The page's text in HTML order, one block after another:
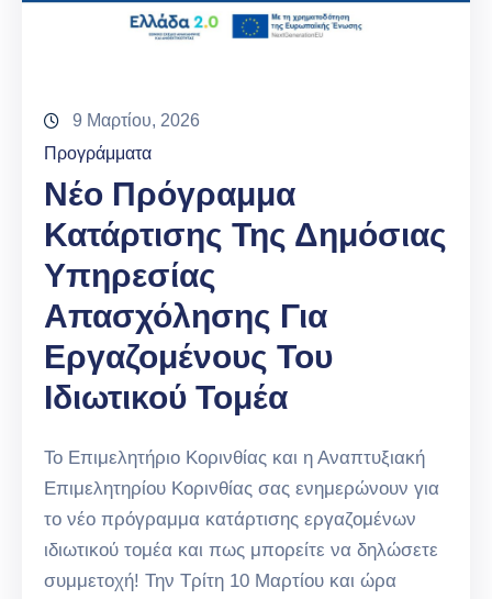
9 Μαρτίου, 2026
Προγράμματα
Νέο Πρόγραμμα
Κατάρτισης Της Δημόσιας
Υπηρεσίας
Απασχόλησης Για
Εργαζομένους Του
Ιδιωτικού Τομέα
Το Επιμελητήριο Κορινθίας και η Αναπτυξιακή
Επιμελητηρίου Κορινθίας σας ενημερώνουν για
το νέο πρόγραμμα κατάρτισης εργαζομένων
ιδιωτικού τομέα και πως μπορείτε να δηλώσετε
συμμετοχή! Την Τρίτη 10 Μαρτίου και ώρα